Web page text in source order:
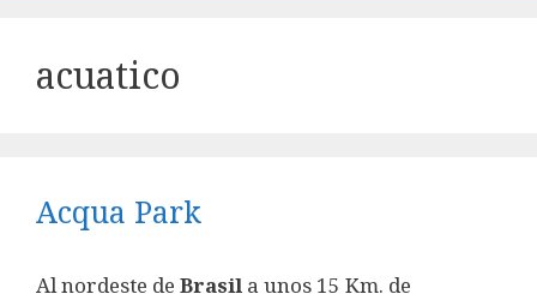
acuatico
Acqua Park
Al nordeste de Brasil a unos 15 Km. de